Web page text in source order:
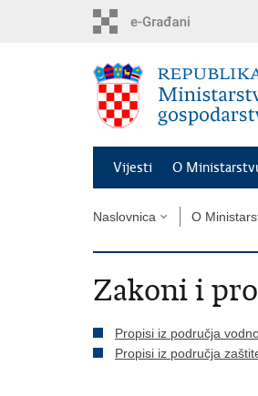
Vijesti O
Naslovnica O
Zakoni i
Propisi iz područja
Propisi iz područja